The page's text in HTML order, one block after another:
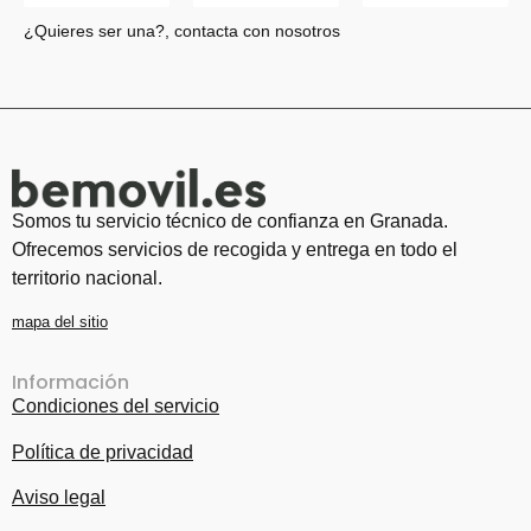
¿Quieres ser una?, contacta con nosotros
Somos tu servicio técnico de confianza en Granada.
Ofrecemos servicios de recogida y entrega en todo el
territorio nacional.
mapa del sitio
Información
Condiciones del servicio
Política de privacidad
Aviso legal